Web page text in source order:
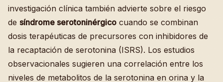
investigación clínica también advierte sobre el riesgo
de síndrome serotoninérgico cuando se combinan
dosis terapéuticas de precursores con inhibidores de
la recaptación de serotonina (ISRS). Los estudios
observacionales sugieren una correlación entre los
niveles de metabolitos de la serotonina en orina y la